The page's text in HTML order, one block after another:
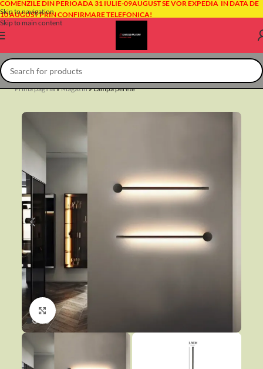
Skip to navigation
Skip to main content
COMENZILE DIN PERIOADA 31 IULIE-09AUGUST SE VOR EXPEDIA IN DATA DE
10 AUGUST PRIN CONFIRMARE TELEFONICA!
Prima pagină»Magazin»Lampa perete
Click to enlarge